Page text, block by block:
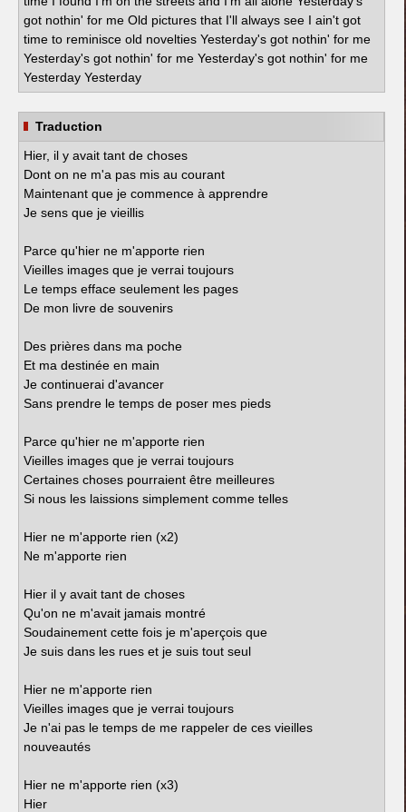
got nothin' for me Old pictures that I'll always see I ain't got
time to reminisce old novelties Yesterday's got nothin' for me
Yesterday's got nothin' for me Yesterday's got nothin' for me
Yesterday Yesterday
Traduction
Hier, il y avait tant de choses
Dont on ne m'a pas mis au courant
Maintenant que je commence à apprendre
Je sens que je vieillis
Parce qu'hier ne m'apporte rien
Vieilles images que je verrai toujours
Le temps efface seulement les pages
De mon livre de souvenirs
Des prières dans ma poche
Et ma destinée en main
Je continuerai d'avancer
Sans prendre le temps de poser mes pieds
Parce qu'hier ne m'apporte rien
Vieilles images que je verrai toujours
Certaines choses pourraient être meilleures
Si nous les laissions simplement comme telles
Hier ne m'apporte rien (x2)
Ne m'apporte rien
Hier il y avait tant de choses
Qu'on ne m'avait jamais montré
Soudainement cette fois je m'aperçois que
Je suis dans les rues et je suis tout seul
Hier ne m'apporte rien
Vieilles images que je verrai toujours
Je n'ai pas le temps de me rappeler de ces vieilles
nouveautés
Hier ne m'apporte rien (x3)
Hier